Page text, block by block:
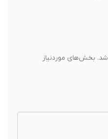
بخش‌های موردنیاز